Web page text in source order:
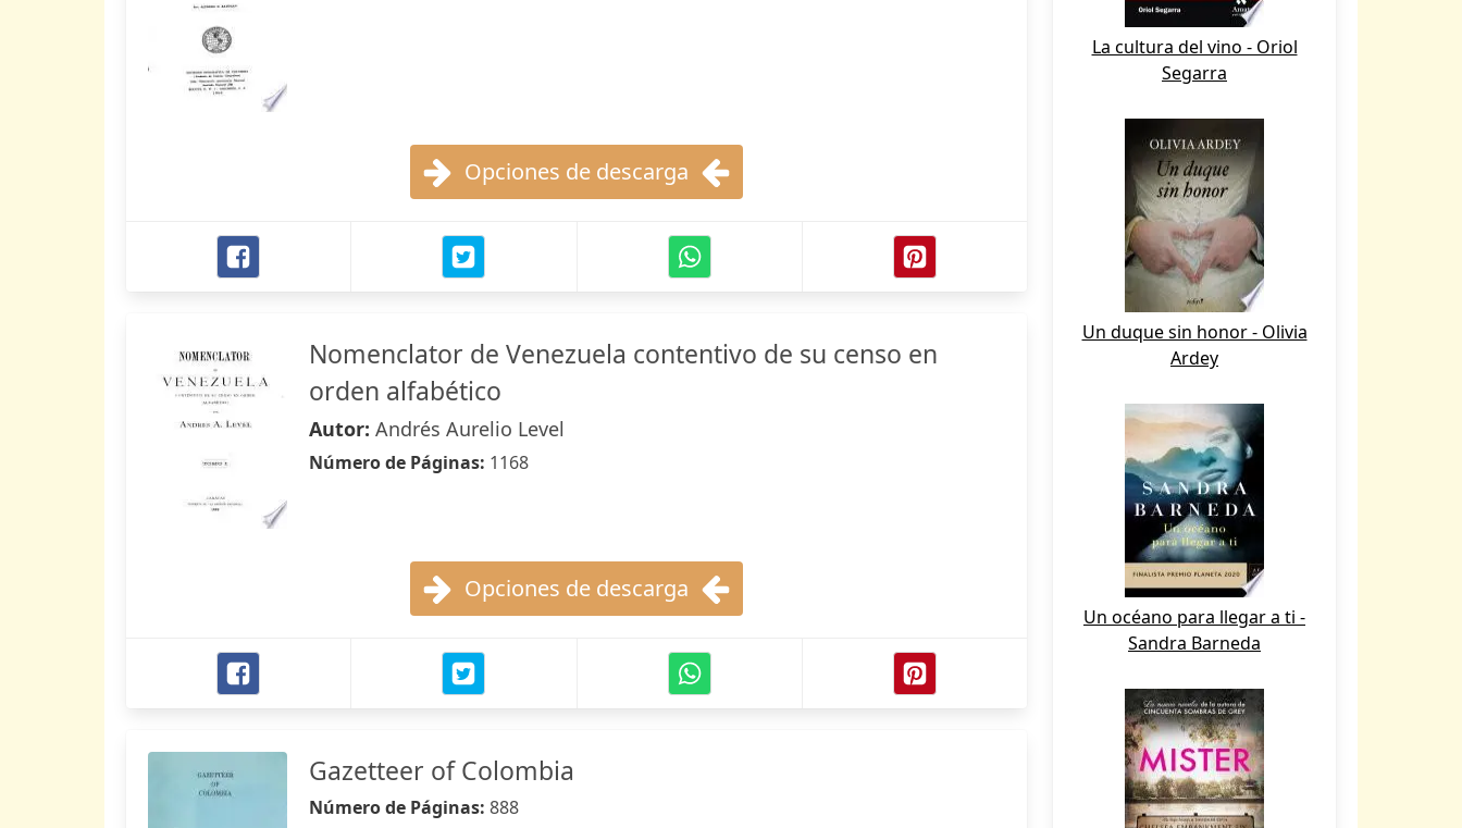
Opciones de descarga
Nomenclator de Venezuela contentivo de su censo en
orden alfabético
Autor: Andrés Aurelio Level
Número de Páginas: 1168
Opciones de descarga
Gazetteer of Colombia
Número de Páginas: 888
La cultura del vino - Oriol
Segarra
Un duque sin honor - Olivia
Ardey
Un océano para llegar a ti -
Sandra Barneda